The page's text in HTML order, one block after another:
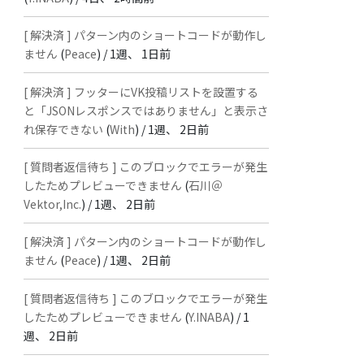
[ 解決済 ] パターン内のショートコードが動作し
ません (Peace) /1週、 1日前
[ 解決済 ] フッターにVK投稿リストを設置する
と「JSONレスポンスではありません」と表示さ
れ保存できない (With) /1週、 2日前
[ 質問者返信待ち ] このブロックでエラーが発生
したためプレビューできません (石川＠
Vektor,Inc.) /1週、 2日前
[ 解決済 ] パターン内のショートコードが動作し
ません (Peace) /1週、 2日前
[ 質問者返信待ち ] このブロックでエラーが発生
したためプレビューできません (Y.INABA) /1
週、 2日前